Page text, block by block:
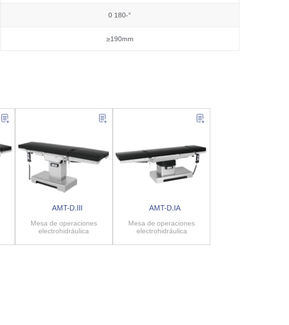
0 180-°
≥190mm
AMT-D.III
Mesa de operaciones
electrohidráulica
AMT-D.IA
Mesa de operaciones
electrohidráulica